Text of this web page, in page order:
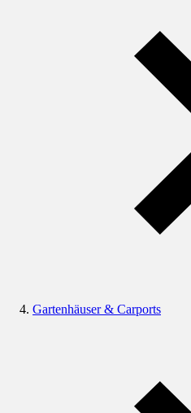
Gartenhäuser & Carports